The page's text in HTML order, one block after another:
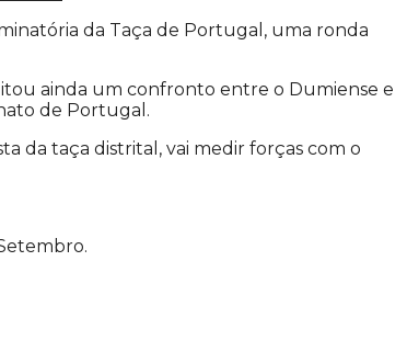
da Taça de Portugal, uma ronda
ainda um confronto entre o Dumiense e
de Portugal.
da taça distrital, vai medir forças com o